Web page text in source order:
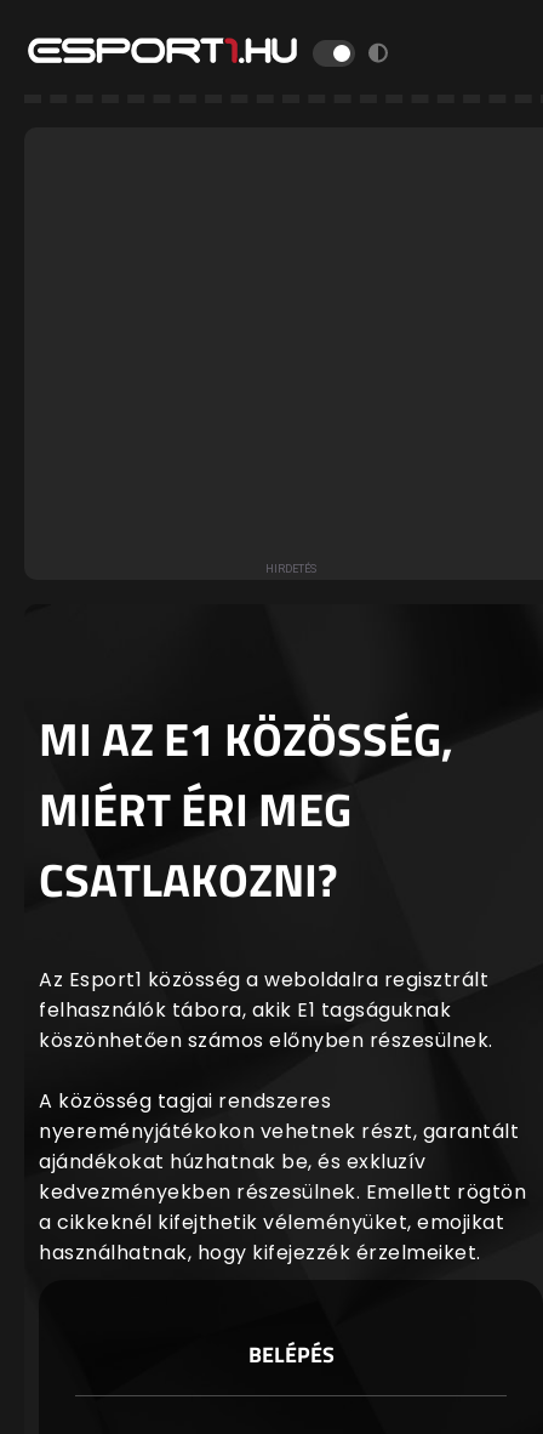
MI AZ E1 KÖZÖSSÉG,
MIÉRT ÉRI MEG
CSATLAKOZNI?
Az Esport1 közösség a weboldalra regisztrált
felhasználók tábora, akik E1 tagságuknak
köszönhetően számos előnyben részesülnek.
A közösség tagjai rendszeres
nyereményjátékokon vehetnek részt, garantált
ajándékokat húzhatnak be, és exkluzív
kedvezményekben részesülnek. Emellett rögtön
a cikkeknél kifejthetik véleményüket, emojikat
használhatnak, hogy kifejezzék érzelmeiket.
BELÉPÉS